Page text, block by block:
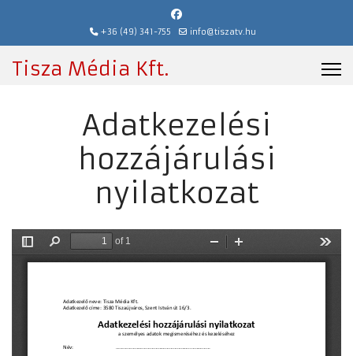
+36 (49) 341-755 info@tiszatv.hu
Tisza Média Kft.
Adatkezelési
hozzájárulási
nyilatkozat